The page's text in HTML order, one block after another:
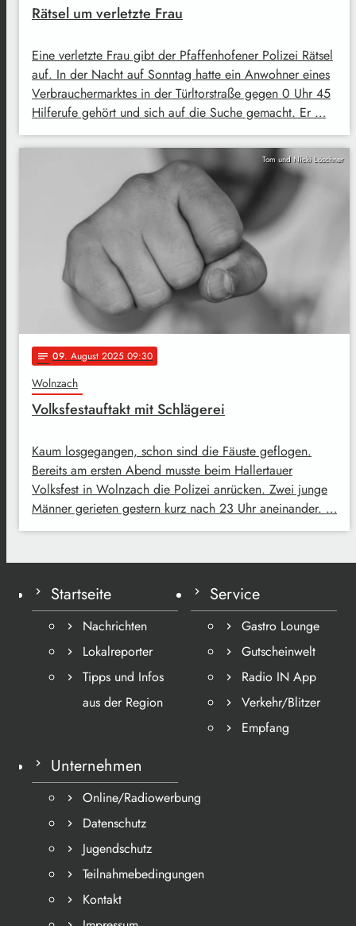
Rätsel um verletzte Frau
Eine verletzte Frau gibt der Pfaffenhofener Polizei Rätsel
auf. In der Nacht auf Sonntag hatte ein Anwohner eines
Verbrauchermarktes in der Türltorstraße gegen 0 Uhr 45
Hilferufe gehört und sich auf die Suche gemacht. Er …
Tom und Nicki Löschner
notes 09. August 2025 09:30
Wolnzach
Volksfestauftakt mit Schlägerei
Kaum losgegangen, schon sind die Fäuste geflogen.
Bereits am ersten Abend musste beim Hallertauer
Volksfest in Wolnzach die Polizei anrücken. Zwei junge
Männer gerieten gestern kurz nach 23 Uhr aneinander. …
Startseite
Nachrichten
Lokalreporter
Tipps und Infos
aus der Region
Service
Gastro Lounge
Gutscheinwelt
Radio IN App
Verkehr/Blitzer
Empfang
Unternehmen
Online/Radiowerbung
Datenschutz
Jugendschutz
Teilnahmebedingungen
Kontakt